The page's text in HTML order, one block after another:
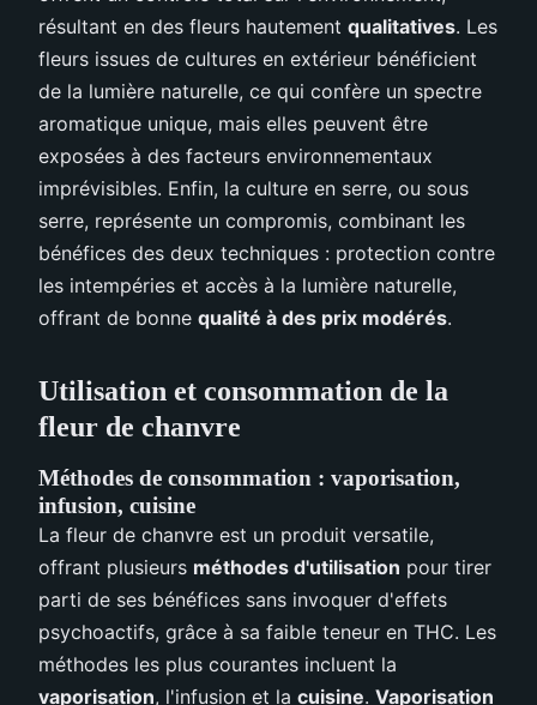
résultant en des fleurs hautement qualitatives. Les
fleurs issues de cultures en extérieur bénéficient
de la lumière naturelle, ce qui confère un spectre
aromatique unique, mais elles peuvent être
exposées à des facteurs environnementaux
imprévisibles. Enfin, la culture en serre, ou sous
serre, représente un compromis, combinant les
bénéfices des deux techniques : protection contre
les intempéries et accès à la lumière naturelle,
offrant de bonne qualité à des prix modérés.
Utilisation et consommation de la
fleur de chanvre
Méthodes de consommation : vaporisation,
infusion, cuisine
La fleur de chanvre est un produit versatile,
offrant plusieurs méthodes d'utilisation pour tirer
parti de ses bénéfices sans invoquer d'effets
psychoactifs, grâce à sa faible teneur en THC. Les
méthodes les plus courantes incluent la
vaporisation, l'infusion et la cuisine. Vaporisation